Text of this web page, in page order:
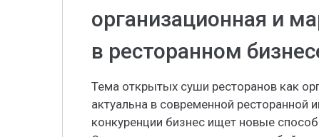
организационная и
в ресторанном
Тема открытых суши ресторанов как
актуальна в современной ресторанной
конкуренции бизнес ищет новые